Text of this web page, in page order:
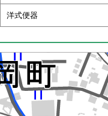
洋式便器